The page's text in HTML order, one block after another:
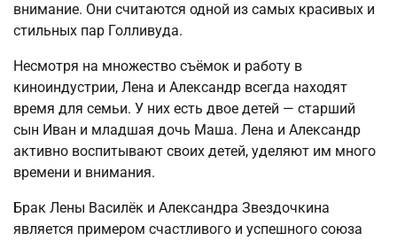
внимание. Они считаются одной из самых красивых и
стильных пар Голливуда.
Несмотря на множество съёмок и работу в
киноиндустрии, Лена и Александр всегда находят
время для семьи. У них есть двое детей — старший
сын Иван и младшая дочь Маша. Лена и Александр
активно воспитывают своих детей, уделяют им много
времени и внимания.
Брак Лены Василёк и Александра Звездочкина
является примером счастливого и успешного союза